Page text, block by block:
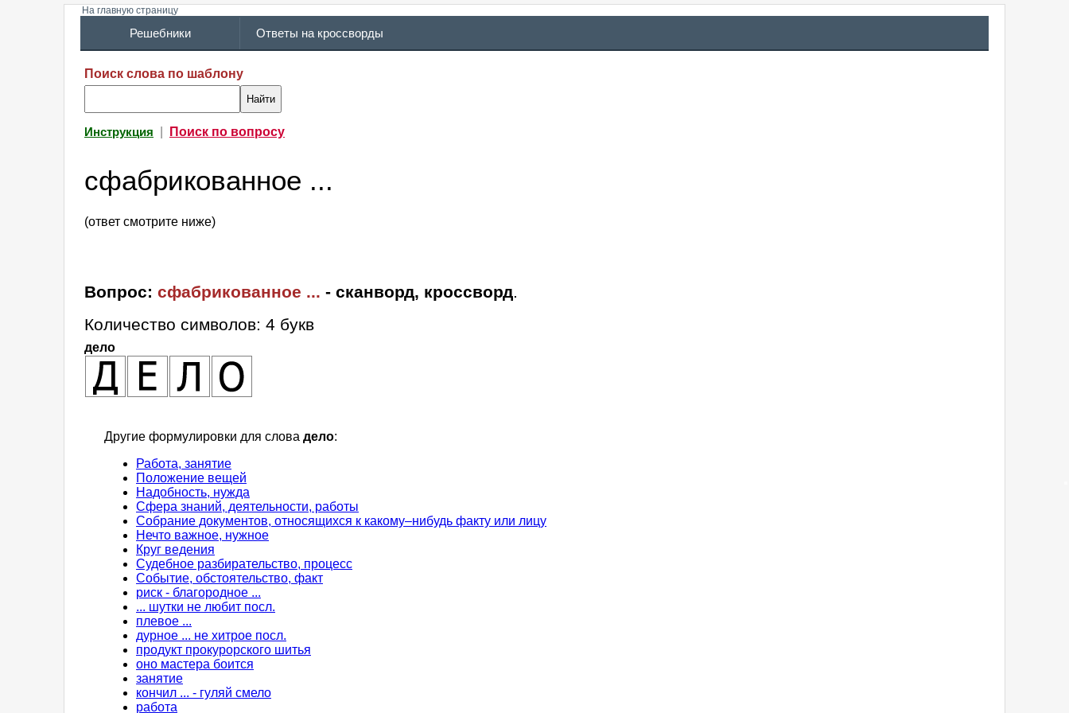
На главную страницу
Решебники Ответы на кроссворды
Поиск слова по шаблону
Инструкция Поиск по вопросу
сфабрикованное ...
(ответ смотрите ниже)
Вопрос: сфабрикованное ... - сканворд, кроссворд.
Количество символов: 4 букв
дело
Другие формулировки для слова дело:
Работа, занятие
Положение вещей
Надобность, нужда
Сфера знаний, деятельности, работы
Собрание документов, относящихся к какому–нибудь факту или лицу
Нечто важное, нужное
Круг ведения
Судебное разбирательство, процесс
Событие, обстоятельство, факт
риск - благородное ...
... шутки не любит посл.
плевое ...
дурное ... не хитрое посл.
продукт прокурорского шитья
оно мастера боится
занятие
кончил ... - гуляй смело
работа